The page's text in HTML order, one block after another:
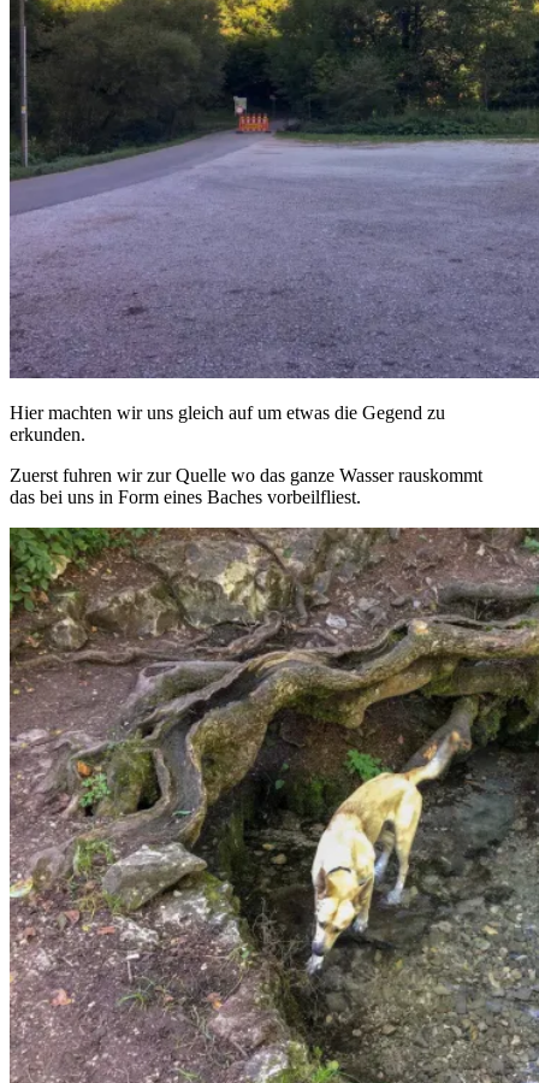
Hier machten wir uns gleich auf um etwas die Gegend zu
erkunden.
Zuerst fuhren wir zur Quelle wo das ganze Wasser rauskommt
das bei uns in Form eines Baches vorbeilfliest.